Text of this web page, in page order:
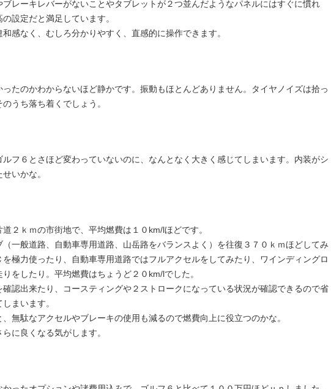
ブレーキレバーがないことやタブレットが２つ並んだようなパネルにはすぐに慣れ
設定だと満足しています。
感なく、むしろ分かりやすく、直感的に操作できます。
ったのかわからないほど静かです。振動もほとんどありません。タイヤノイズは拾っ
うち落ち着くでしょう。
ルフ６とさほど変わっていないのに、なんとなく大きく感じてしまいます。内装がシ
いかな。
２ｋｍの市街地で、平均燃費は１０km/lほどです。
（一般道路、自動車専用道路、山岳路をバランスよく）を往復３７０ｋｍほどしてみ
を極力使ったり、自動車専用道路ではフルアクセルをしてみたり、ワインディングロ
をしたり。平均燃費はちょうど２０km/lでした。
確認出来たり、コースティングや２ストロークになっている状況が確認できるので省
まいます。
、無駄なアクセルやブレーキの使用も減るので燃費向上に役立つのかな。
に良くなる気がします。